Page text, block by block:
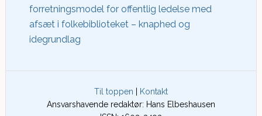
forretningsmodel for offentlig ledelse med
afsæt i folkebiblioteket – knaphed og
idegrundlag
Til toppen
Kontakt
Ansvarshavende redaktør: Hans Elbeshausen